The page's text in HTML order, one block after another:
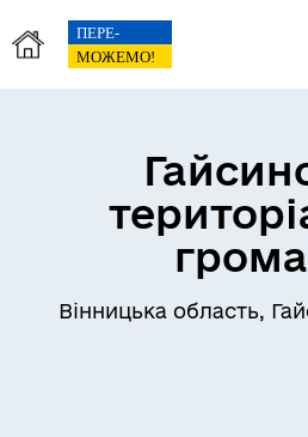
Вінницька область,